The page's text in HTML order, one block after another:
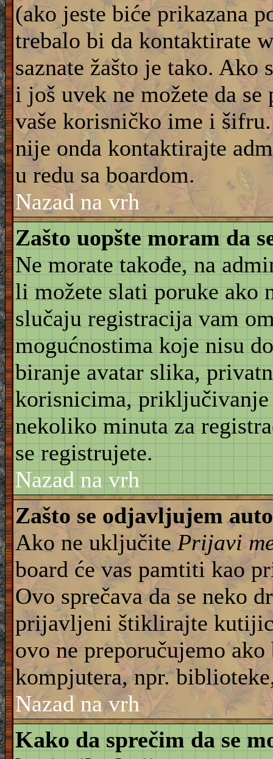
(ako jeste biće prikazana
trebalo bi da kontaktirate
saznate žašto je tako. Ako
i još uvek ne možete da
vaše korisničko ime i
nije onda kontaktirajte
u redu sa boardom.
Nazad na vrh
Zašto uopšte moram da
Ne morate takođe, na
li možete slati poruke ako
slučaju registracija vam
mogućnostima koje nisu
biranje avatar slika,
korisnicima, priključivanje
nekoliko minuta za
se registrujete.
Nazad na vrh
Zašto se odjavljujem
Ako ne uključitePrijavi
board će vas pamtiti kao
Ovo sprečava da se neko
prijavljeni štiklirajte
ovo ne preporučujemo
kompjutera, npr.
Nazad na vrh
Kako da sprečim da se